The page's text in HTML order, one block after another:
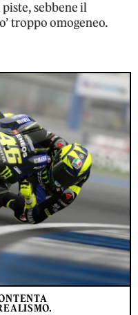
sebbene il
troppo omogeneo.